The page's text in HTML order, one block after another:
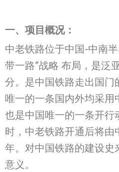
一、项目概况：
中老铁路位于中国-中南
带一路”战略 布局，是泛
分。是中国铁路走出国门
唯一的一条国内外均采用
也是中国唯一的一条开行
时，中老铁路开通后将由
年。对中国铁路的建设史
意义。